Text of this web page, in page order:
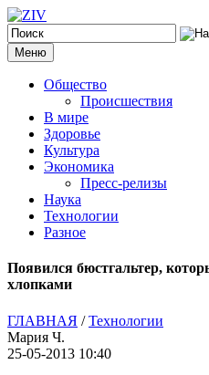
Меню
Общество
Происшествия
В мире
Здоровье
Культура
Экономика
Пресс-релизы
Наука
Технологии
Разное
Появился бюстгальтер,
хлопками
ГЛАВНАЯ /Технологии
Мария Ч.
25-05-2013 10:40